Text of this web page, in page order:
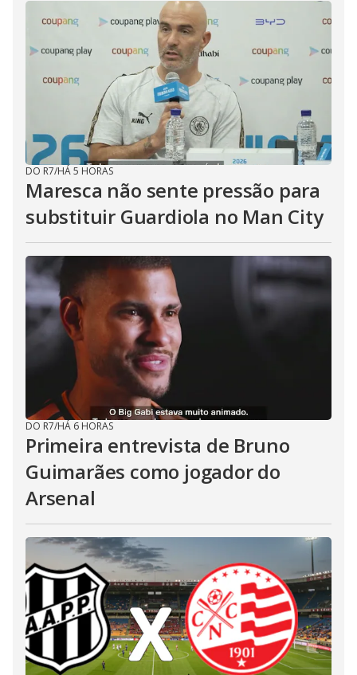
DO R7/HÁ 5 HORAS
Maresca não sente pressão para
substituir Guardiola no Man City
DO R7/HÁ 6 HORAS
Primeira entrevista de Bruno
Guimarães como jogador do
Arsenal